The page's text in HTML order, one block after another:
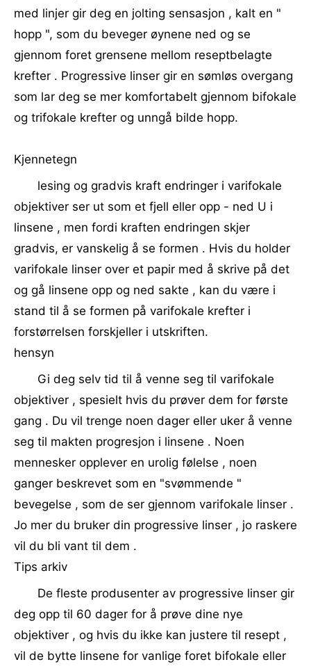
med linjer gir deg en jolting sensasjon , kalt en "
hopp ", som du beveger øynene ned og se
gjennom foret grensene mellom reseptbelagte
krefter . Progressive linser gir en sømløs overgang
som lar deg se mer komfortabelt gjennom bifokale
og trifokale krefter og unngå bilde hopp.
Kjennetegn
lesing og gradvis kraft endringer i varifokale
objektiver ser ut som et fjell eller opp - ned U i
linsene , men fordi kraften endringen skjer
gradvis, er vanskelig å se formen . Hvis du holder
varifokale linser over et papir med å skrive på det
og gå linsene opp og ned sakte , kan du være i
stand til å se formen på varifokale krefter i
forstørrelsen forskjeller i utskriften.
hensyn
Gi deg selv tid til å venne seg til varifokale
objektiver , spesielt hvis du prøver dem for første
gang . Du vil trenge noen dager eller uker å venne
seg til makten progresjon i linsene . Noen
mennesker opplever en urolig følelse , noen
ganger beskrevet som en "svømmende "
bevegelse , som de ser gjennom varifokale linser .
Jo mer du bruker din progressive linser , jo raskere
vil du bli vant til dem .
Tips arkiv
De fleste produsenter av progressive linser gir
deg opp til 60 dager for å prøve dine nye
objektiver , og hvis du ikke kan justere til resept ,
vil de bytte linsene for vanlige foret bifokale eller